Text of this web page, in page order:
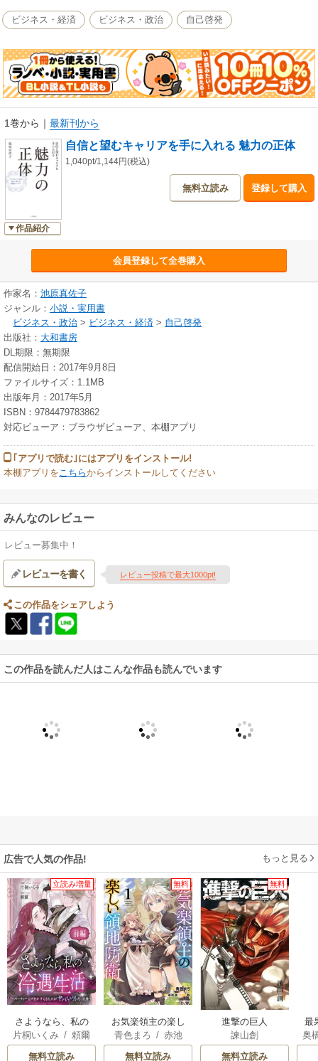
ビジネス・経済 ビジネス・政治 自己啓発
1巻から ｜ 最新刊から
作品紹介
自信と望むキャリアを手に入れる 魅力の正体
1,040pt/1,144円(税込)
無料立読み 登録して購入
会員登録して全巻購入
作家名： 池原真佐子
ジャンル： 小説・実用書
ビジネス・政治 > ビジネス・経済 > 自己啓発
出版社： 大和書房
DL期限：無期限
配信開始日：2017年9月8日
ファイルサイズ：1.1MB
出版年月：2017年5月
ISBN：9784479783862
対応ビューア：ブラウザビューア、本棚アプリ
｢アプリで読む｣にはアプリをインストール!
本棚アプリを こちらからインストールしてください
みんなのレビュー
レビュー募集中！
レビューを書く レビュー投稿で最大1000pt!
この作品をシェアしよう
この作品を読んだ人はこんな作品も読んでいます
広告で人気の作品! もっと見る
立読み増量
さようなら、私の
冷遇生活 ～パーテ
ィーで声をかけて
片桐いくみ /頼爾
無料立読み
無料
お気楽領主の楽し
い領地防衛
青色まろ / 赤池
宗/転
無料立読み
無料
進撃の巨人
諫山創
無料立読み
最
奥